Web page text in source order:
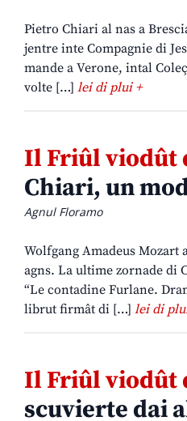
Pietro Chiari al nas a
jentre inte Compagnie di
mande a Verone, intal
volte […] lei di plui +
Il Friûl viodût
Chiari, un
Agnul Floramo
Wolfgang Amadeus Mozart
agns. La ultime zornade di
“Le contadine Furlane.
librut firmât di […] lei di
Il Friûl viodût
scuvierte dai